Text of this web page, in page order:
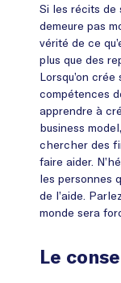
Si les récits de
demeure pas
vérité de ce
plus que des
Lorsqu’on
compétences
apprendre à
business
chercher des
faire aider.
les personnes
de l’aide.
monde sera
Le